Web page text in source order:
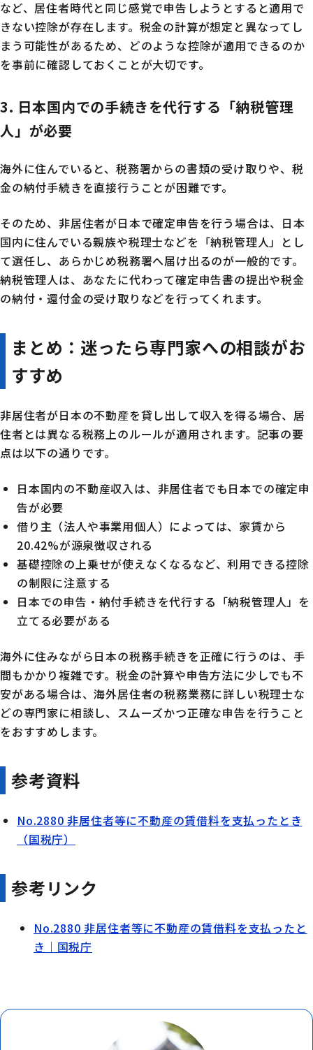
など、居住者時代と同じ感覚で申告しようとすると適用で
きない控除が存在します。税金の計算が想定と異なってし
まう可能性があるため、どのような控除が適用できるのか
を事前に確認しておくことが大切です。
3. 日本国内での手続きを代行する「納税管理
人」が必要
海外に住んでいると、税務署からの書類の受け取りや、税
金の納付手続きを直接行うことが困難です。
そのため、非居住者が日本で確定申告を行う場合は、日本
国内に住んでいる親族や税理士などを「納税管理人」とし
て選任し、あらかじめ税務署へ届け出るのが一般的です。
納税管理人は、あなたに代わって確定申告書の提出や税金
の納付・還付金の受け取りなどを行ってくれます。
まとめ：迷ったら専門家への相談がお
すすめ
非居住者が日本の不動産を貸し出して収入を得る場合、居
住者とは異なる税務上のルールが適用されます。記事の要
点は以下の通りです。
日本国内の不動産収入は、非居住者でも日本での確定申
告が必要
借り主（法人や事業用個人）によっては、家賃から
20.42%が源泉徴収される
基礎控除の上乗せが使えなくなるなど、利用できる控除
の制限に注意する
日本での申告・納付手続きを代行する「納税管理人」を
立てる必要がある
海外に住みながら日本の税務手続きを正確に行うのは、手
間もかかり複雑です。税金の計算や申告方法に少しでも不
安がある場合は、海外居住者の税務業務に詳しい税理士な
どの専門家に相談し、スムーズかつ正確な申告を行うこと
をおすすめします。
参考資料
No.2880 非居住者等に不動産の賃借料を支払ったとき
（国税庁）
参考リンク
No.2880 非居住者等に不動産の賃借料を支払ったと
き｜国税庁